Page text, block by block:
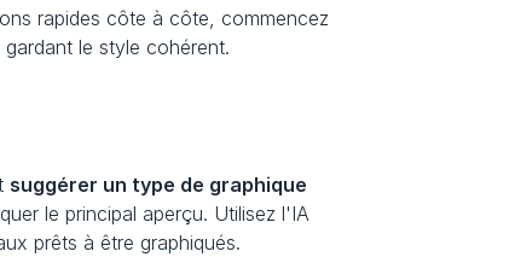
rapides côte à côte, commencez
le style cohérent.
suggérer un type de graphique
le principal aperçu. Utilisez l'IA
prêts à être graphiqués.